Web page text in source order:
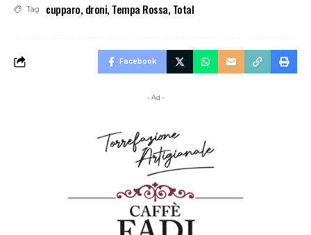
Tag cupparo, droni, Tempa Rossa, Total
Facebook
- Ad -